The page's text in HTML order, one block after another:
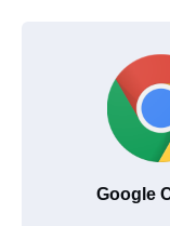
Google